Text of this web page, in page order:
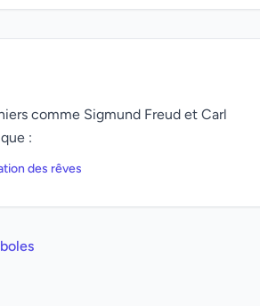
comme Sigmund Freud et Carl
:
des rêves